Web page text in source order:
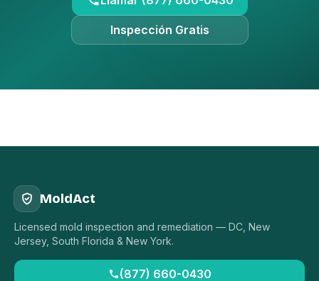
Inspección Gratis
MoldAct
Licensed mold inspection and remediation — DC, New
Jersey, South Florida & New York.
(877) 660-0430